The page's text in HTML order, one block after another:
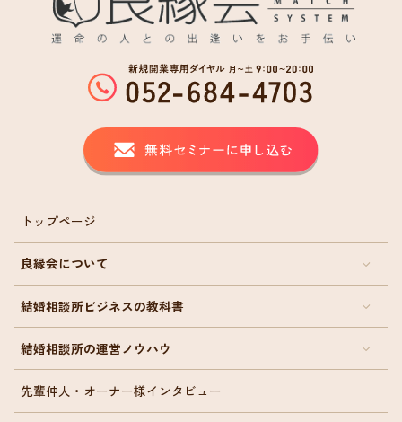
トップページ
良縁会について
結婚相談所ビジネスの教科書
結婚相談所の運営ノウハウ
先輩仲人・オーナー様インタビュー